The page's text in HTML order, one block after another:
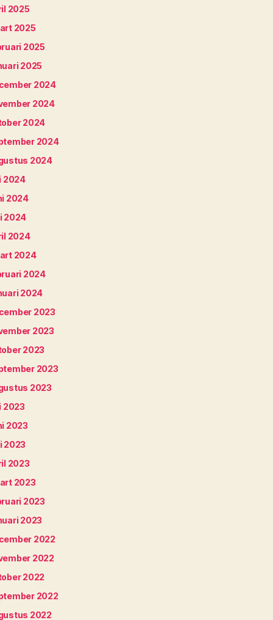
2025
2025
2025
2025
2024
2024
2024
2024
2024
2024
2024
2024
2024
2024
2024
2024
2023
2023
2023
2023
2023
2023
2023
2023
2023
2023
2023
2023
2022
2022
2022
2022
2022